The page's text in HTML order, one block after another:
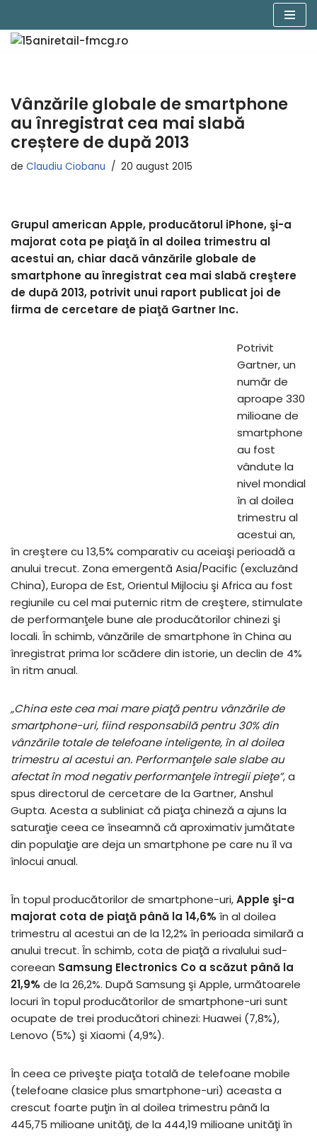
Sari
Vânzările globale de smartphone
au înregistrat cea mai slabă
creștere de după 2013
de Claudiu Ciobanu 20 august 2015
Grupul american Apple, producătorul iPhone, şi-a
majorat cota pe piaţă în al doilea trimestru al
acestui an, chiar dacă vânzările globale de
smartphone au înregistrat cea mai slabă creştere
de după 2013, potrivit unui raport publicat joi de
firma de cercetare de piaţă Gartner Inc.
Potrivit
Gartner, un
număr de
aproape 330
milioane de
smartphone
au fost
vândute la
nivel mondial
în al doilea
trimestru al
acestui an,
în creştere cu 13,5% comparativ cu aceiaşi perioadă a
anului trecut. Zona emergentă Asia/Pacific (excluzând
China), Europa de Est, Orientul Mijlociu şi Africa au fost
regiunile cu cel mai puternic ritm de creştere, stimulate
de performanţele bune ale producătorilor chinezi şi
locali. În schimb, vânzările de smartphone în China au
înregistrat prima lor scădere din istorie, un declin de 4%
în ritm anual.
„China este cea mai mare piaţă pentru vânzările de
smartphone-uri, fiind responsabilă pentru 30% din
vânzările totale de telefoane inteligente, în al doilea
trimestru al acestui an. Performanţele sale slabe au
afectat în mod negativ performanţele întregii pieţe”, a
spus directorul de cercetare de la Gartner, Anshul
Gupta. Acesta a subliniat că piaţa chineză a ajuns la
saturaţie ceea ce înseamnă că aproximativ jumătate
din populaţie are deja un smartphone pe care nu îl va
înlocui anual.
În topul producătorilor de smartphone-uri,Apple şi-a
majorat cota de piaţă până la 14,6% în al doilea
trimestru al acestui an de la 12,2% în perioada similară a
anului trecut. În schimb, cota de piaţă a rivalului sud-
coreean Samsung Electronics Co a scăzut până la
21,9% de la 26,2%. După Samsung şi Apple, următoarele
locuri în topul producătorilor de smartphone-uri sunt
ocupate de trei producători chinezi: Huawei (7,8%),
Lenovo (5%) şi Xiaomi (4,9%).
În ceea ce priveşte piaţa totală de telefoane mobile
(telefoane clasice plus smartphone-uri) aceasta a
crescut foarte puţin în al doilea trimestru până la
445,75 milioane unităţi, de la 444,19 milioane unităţi în